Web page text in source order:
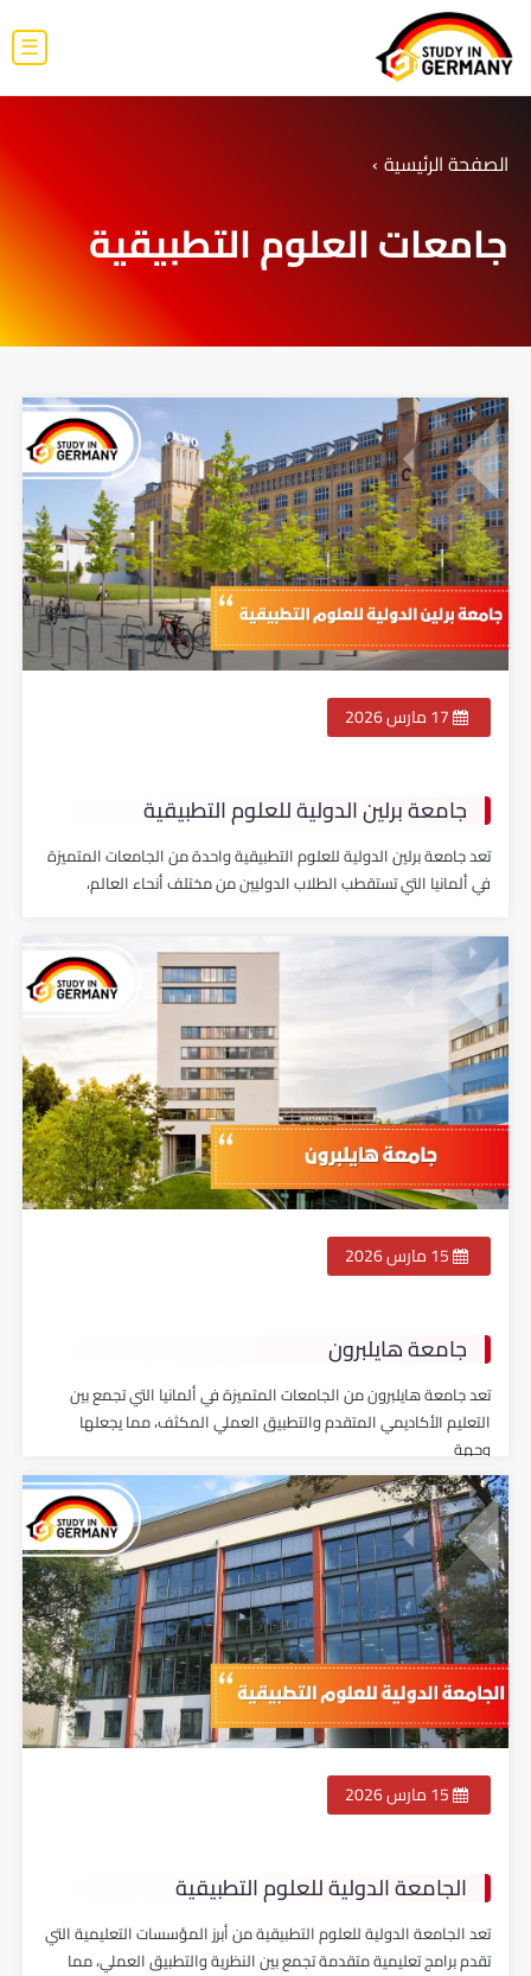
☰
الصفحة الرئيسية ›
جامعات العلوم التطبيقية
17 مارس 2026
جامعة برلين الدولية للعلوم التطبيقية
تعد جامعة برلين الدولية للعلوم التطبيقية واحدة من الجامعات المتميزة
في ألمانيا التي تستقطب الطلاب الدوليين من مختلف أنحاء العالم،
15 مارس 2026
جامعة هايلبرون
تعد جامعة هايلبرون من الجامعات المتميزة في ألمانيا التي تجمع بين
التعليم الأكاديمي المتقدم والتطبيق العملي المكثف، مما يجعلها
وجهة
15 مارس 2026
الجامعة الدولية للعلوم التطبيقية
تعد الجامعة الدولية للعلوم التطبيقية من أبرز المؤسسات التعليمية التي
تقدم برامج تعليمية متقدمة تجمع بين النظرية والتطبيق العملي، مما